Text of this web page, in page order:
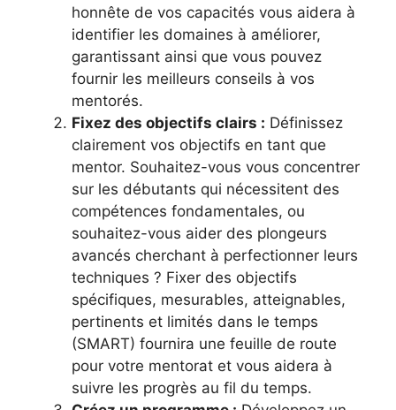
honnête de vos capacités vous aidera à
identifier les domaines à améliorer,
garantissant ainsi que vous pouvez
fournir les meilleurs conseils à vos
mentorés.
Fixez des objectifs clairs : Définissez
clairement vos objectifs en tant que
mentor. Souhaitez-vous vous concentrer
sur les débutants qui nécessitent des
compétences fondamentales, ou
souhaitez-vous aider des plongeurs
avancés cherchant à perfectionner leurs
techniques ? Fixer des objectifs
spécifiques, mesurables, atteignables,
pertinents et limités dans le temps
(SMART) fournira une feuille de route
pour votre mentorat et vous aidera à
suivre les progrès au fil du temps.